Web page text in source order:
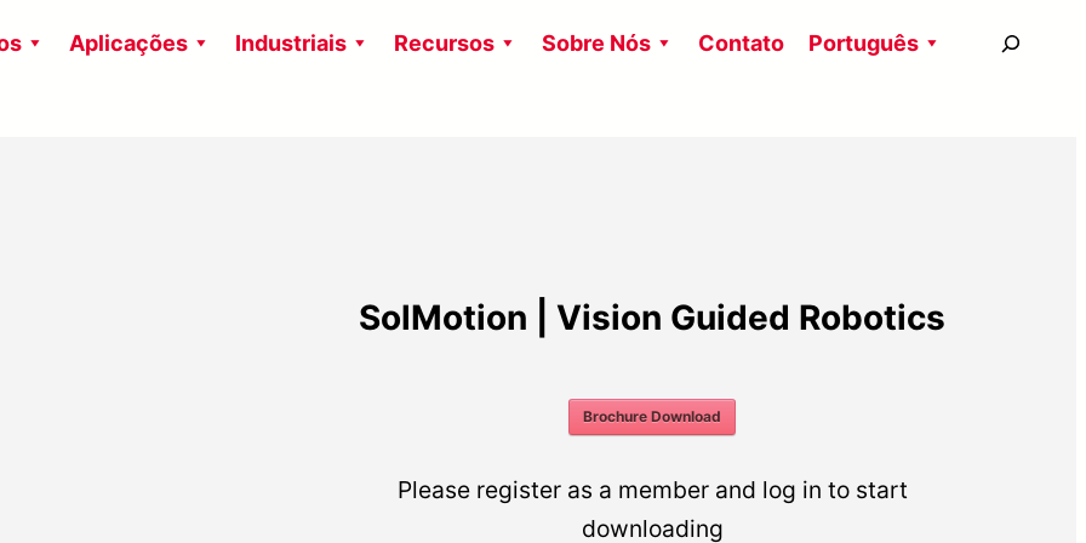
Aplicações Industriais Recursos Sobre Nós Contato Português
SolMotion | Vision Guided Robotics
Brochure Download
Please register as a member and log in to start
downloading